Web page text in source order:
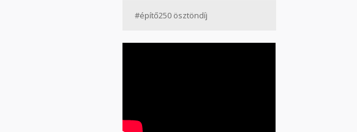
#építő250 ösztöndíj